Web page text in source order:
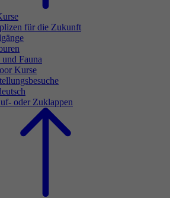
für die Zukunft
Fauna
Kurse
oder Zuklappen